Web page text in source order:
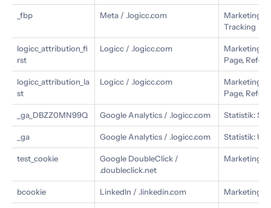
_fbp Meta / .logicc.com
Marketing:
Tracking
logicc_attribution_fi
rst
Logicc / .logicc.com
Marketing:
Page,
logicc_attribution_la
st
Logicc / .logicc.com
Marketing:
Page,
_ga_DBZZ0MN99Q Google Analytics / .logicc.com Statistik:
_ga Google Analytics / .logicc.com Statistik:
test_cookie
Google DoubleClick /
.doubleclick.net
Marketing:
bcookie LinkedIn / .linkedin.com Marketing: